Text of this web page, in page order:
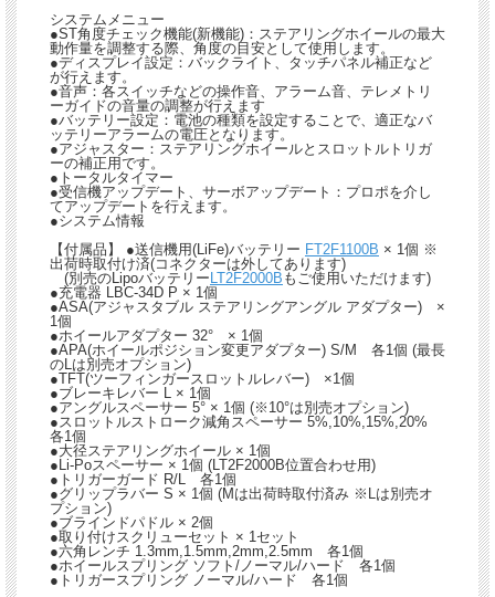
システムメニュー
●ST角度チェック機能(新機能)：ステアリングホイールの最大
動作量を調整する際、角度の目安として使用します。
●ディスプレイ設定：バックライト、タッチパネル補正など
が行えます。
●音声：各スイッチなどの操作音、アラーム音、テレメトリ
ーガイドの音量の調整が行えます
●バッテリー設定：電池の種類を設定することで、適正なバ
ッテリーアラームの電圧となります。
●アジャスター：ステアリングホイールとスロットルトリガ
ーの補正用です。
●トータルタイマー
●受信機アップデート、サーボアップデート：プロポを介し
てアップデートを行えます。
●システム情報
【付属品】 ●送信機用(LiFe)バッテリー FT2F1100B × 1個 ※
出荷時取付け済(コネクターは外してあります)
(別売のLipoバッテリーLT2F2000B もご使用いただけます)
●充電器 LBC-34D P × 1個
●ASA(アジャスタブル ステアリングアングル アダプター) ×
1個
●ホイールアダプター 32° × 1個
●APA(ホイールポジション変更アダプター) S/M 各1個 (最長
のLは別売オプション)
●TFT(ツーフィンガースロットルレバー) ×1個
●ブレーキレバー L × 1個
●アングルスペーサー 5° × 1個 (※10°は別売オプション)
●スロットルストローク減角スペーサー 5%,10%,15%,20%
各1個
●大径ステアリングホイール × 1個
●Li-Poスペーサー × 1個 (LT2F2000B位置合わせ用)
●トリガーガード R/L 各1個
●グリップラバー S × 1個 (Mは出荷時取付済み ※Lは別売オ
プション)
●ブラインドパドル × 2個
●取り付けスクリューセット × 1セット
●六角レンチ 1.3mm,1.5mm,2mm,2.5mm 各1個
●ホイールスプリング ソフト/ノーマル/ハード 各1個
●トリガースプリング ノーマル/ハード 各1個